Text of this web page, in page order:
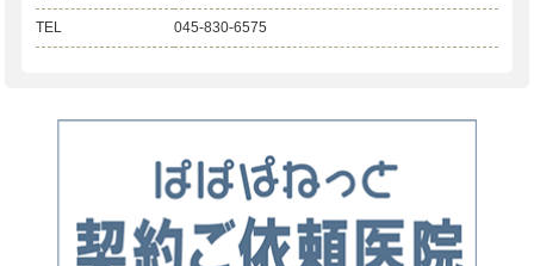
TEL 045-830-6575